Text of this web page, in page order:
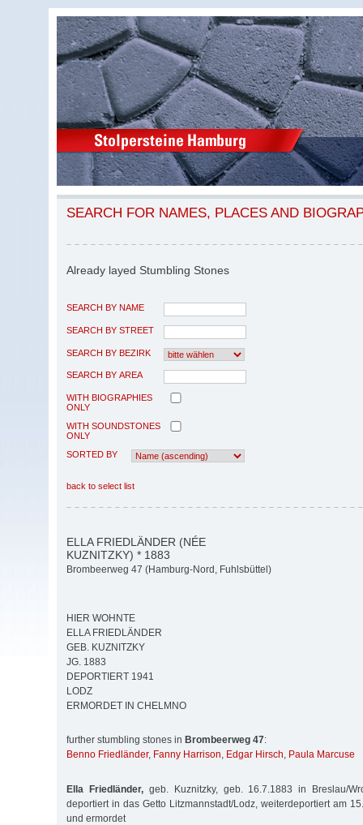
SEARCH FOR NAMES, PLACES AND
Already layed Stumbling Stones
SEARCH BY NAME
SEARCH BY STREET
SEARCH BY BEZIRK
SEARCH BY AREA
WITH BIOGRAPHIES
ONLY
WITH SOUNDSTONES
ONLY
SORTED BY
back to select list
ELLA FRIEDLÄNDER (NÉE
KUZNITZKY) * 1883
Brombeerweg 47 (Hamburg-Nord, Fuhlsbüttel)
HIER WOHNTE
ELLA FRIEDLÄNDER
GEB. KUZNITZKY
JG. 1883
DEPORTIERT 1941
LODZ
ERMORDET IN CHELMNO
further stumbling stones in Brombeerweg 47:
Benno Friedländer, Fanny Harrison, Edgar Hirsch, Paula Marcuse
Ella Friedländer,geb. Kuznitzky, geb. 16.7.1883 in Breslau/
deportiert in das Getto Litzmannstadt/Lodz, weiterdeportiert am
und ermordet